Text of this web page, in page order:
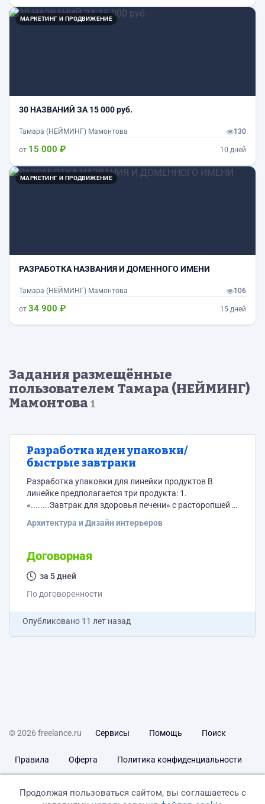
МАРКЕТИНГ И ПРОДВИЖЕНИЕ
30 НАЗВАНИЙ ЗА 15 000 руб.
Тамара (НЕЙМИНГ) Мамонтова 130
от 15 000 ₽ 10 дней
МАРКЕТИНГ И ПРОДВИЖЕНИЕ
РАЗРАБОТКА НАЗВАНИЯ И ДОМЕННОГО ИМЕНИ
Тамара (НЕЙМИНГ) Мамонтова 106
от 34 900 ₽ 15 дней
Задания размещённые
пользователем Тамара (НЕЙМИНГ)
Мамонтова 1
Разработка идеи упаковки/
быстрые завтраки
Разработка упаковки для линейки продуктов В
линейке предполагается три продукта: 1.
«........Завтрак для здоровья печени» с расторопшей и
боярышником и амарантом 3. «...........Завтрак для
возможно расширения линейки. Виды упаковки:
коробка, этикетка на самоклейке. СОДЕРЖАНИЕ
ДИЗАЙНА КОРОБКИ. ЛИЦЕВАЯ СТОРОНА. Название
части. Акцент сделать на...
Архитектура и Дизайн интерьеров
Договорная
за 5 дней
По договоренности
Опубликовано 11 лет назад
© 2026 freelance.ru Сервисы Помощь Поиск
Правила Оферта Политика конфиденциальности
Продолжая пользоваться сайтом, вы соглашаетесь с